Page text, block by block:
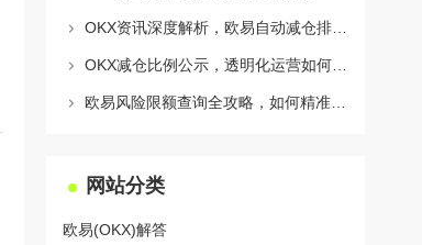
网站分类
欧易(OKX)解答